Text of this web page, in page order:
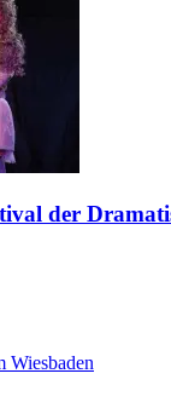
der
Wiesbaden